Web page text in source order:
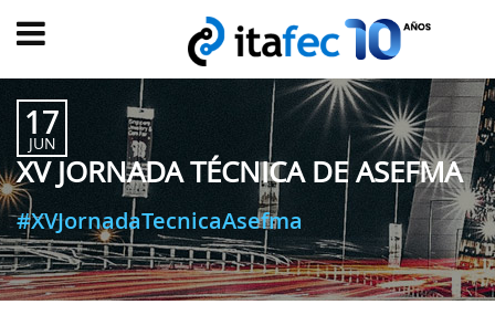
Main
INICIO
EVOLUCIÓN
EVENTOS
WATCH
NOW
17
JUN
XV JORNADA TÉCNICA DE ASEFMA
#XVJornadaTecnicaAsefma